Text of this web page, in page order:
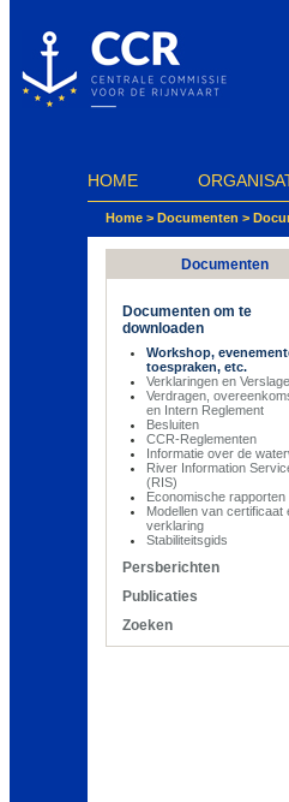
HOME
Home > Documenten >
Documenten
Documenten om te
downloaden
Workshop,
toespraken, etc.
Verklaringen en
Verdragen,
en Intern Reglement
Besluiten
CCR-Reglementen
Informatie over de
River Information
(RIS)
Economische rapporten
Modellen van certificaat
verklaring
Stabiliteitsgids
Persberichten
Publicaties
Zoeken